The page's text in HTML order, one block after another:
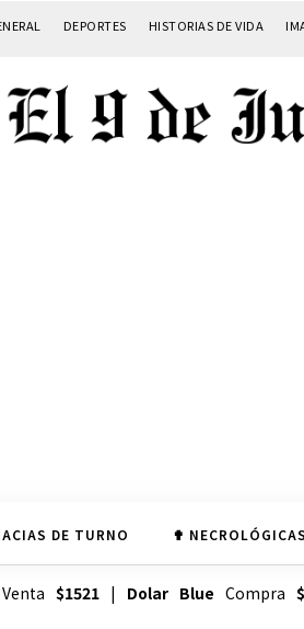
DEPORTES HISTORIAS DE VIDA
DE TURNO ✟ NECROLÓGICAS
$1521| Dolar Blue Compra